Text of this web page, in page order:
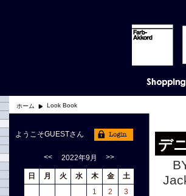
ホーム Look Book
デ
ようこそGUESTさん
<< 2022年9月 >>
日 月 火 水 木 金
土
1
2
3